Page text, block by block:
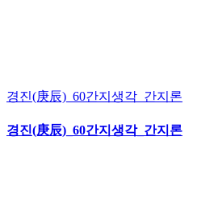
경진(庚辰)_60간지생각_간지론
경진(庚辰)_60간지생각_간지론